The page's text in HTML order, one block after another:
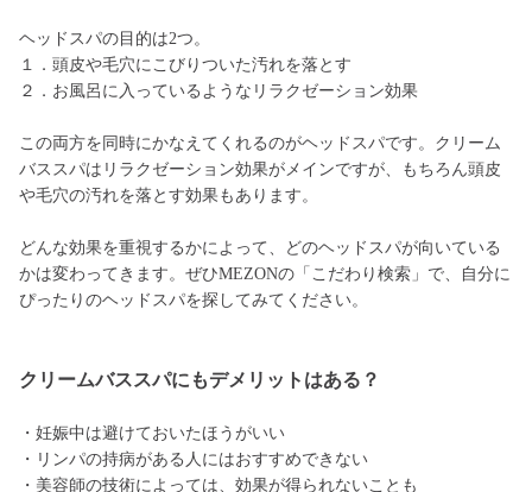
ヘッドスパの目的は2つ。
１．頭皮や毛穴にこびりついた汚れを落とす
２．お風呂に入っているようなリラクゼーション効果
この両方を同時にかなえてくれるのがヘッドスパです。クリーム
バススパはリラクゼーション効果がメインですが、もちろん頭皮
や毛穴の汚れを落とす効果もあります。
どんな効果を重視するかによって、どのヘッドスパが向いている
かは変わってきます。ぜひMEZONの「こだわり検索」で、自分に
ぴったりのヘッドスパを探してみてください。
クリームバススパにもデメリットはある？
・妊娠中は避けておいたほうがいい
・リンパの持病がある人にはおすすめできない
・美容師の技術によっては、効果が得られないことも